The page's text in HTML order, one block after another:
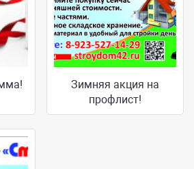
Зимняя акция на
профлист!